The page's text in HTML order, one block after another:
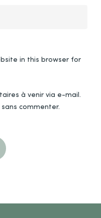
in this browser for
à venir via e-mail.
commenter.